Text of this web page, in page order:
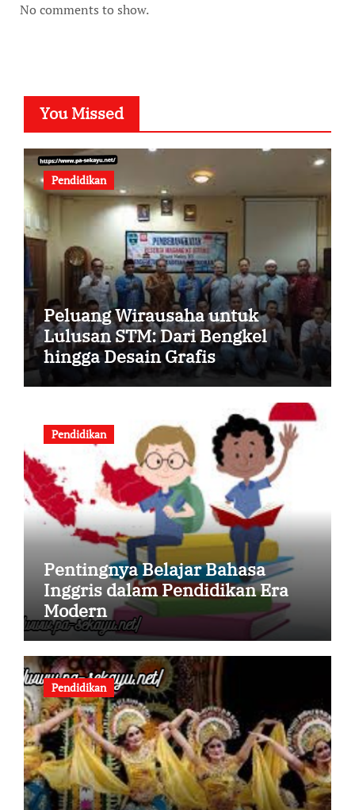
No comments to show.
You Missed
Pendidikan
Peluang Wirausaha untuk
Lulusan STM: Dari Bengkel
hingga Desain Grafis
Pendidikan
Pentingnya Belajar Bahasa
Inggris dalam Pendidikan Era
Modern
Pendidikan